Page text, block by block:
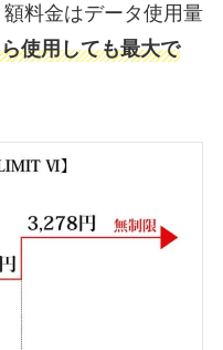
料金はデータ使用量
使用しても最大で